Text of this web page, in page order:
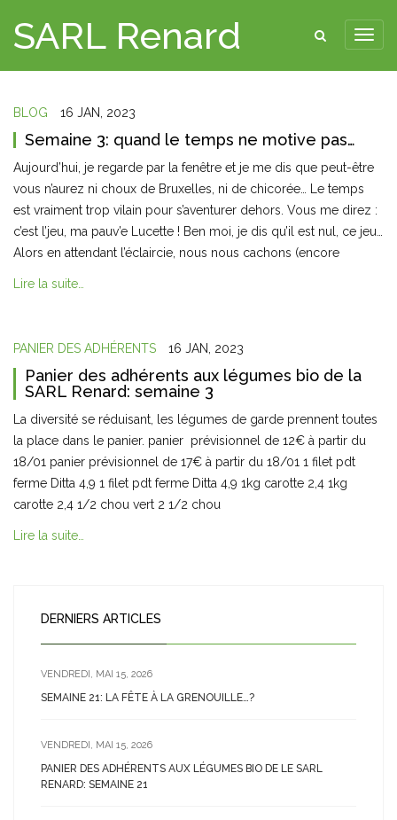
SARL Renard
BLOG 16 JAN, 2023
Semaine 3: quand le temps ne motive pas…
Aujourd’hui, je regarde par la fenêtre et je me dis que peut-être
vous n’aurez ni choux de Bruxelles, ni de chicorée… Le temps
est vraiment trop vilain pour s’aventurer dehors. Vous me direz :
c’est l’jeu, ma pauv’e Lucette ! Ben moi, je dis qu’il est nul, ce jeu…
Alors en attendant l’éclaircie, nous nous cachons (encore
Lire la suite…
PANIER DES ADHÉRENTS 16 JAN, 2023
Panier des adhérents aux légumes bio de la
SARL Renard: semaine 3
La diversité se réduisant, les légumes de garde prennent toutes
la place dans le panier. panier prévisionnel de 12€ à partir du
18/01 panier prévisionnel de 17€ à partir du 18/01 1 filet pdt
ferme Ditta 4,9 1 filet pdt ferme Ditta 4,9 1kg carotte 2,4 1kg
carotte 2,4 1/2 chou vert 2 1/2 chou
Lire la suite…
DERNIERS ARTICLES
VENDREDI, MAI 15, 2026
SEMAINE 21: LA FÊTE À LA GRENOUILLE…?
VENDREDI, MAI 15, 2026
PANIER DES ADHÉRENTS AUX LÉGUMES BIO DE LE SARL
RENARD: SEMAINE 21